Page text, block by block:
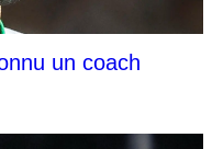
un coach